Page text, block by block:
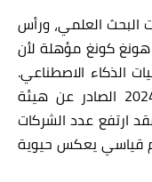
البحث العلمي، ورأس
هونغ كونغ مؤهلة لأن
الذكاء الاصطناعي.
ووفقاً لمسح الشركات الناشئة لعام 2024 الصادر عن هيئة
ارتفع عدد الشركات
وهو رقم قياسي يعكس حيوية